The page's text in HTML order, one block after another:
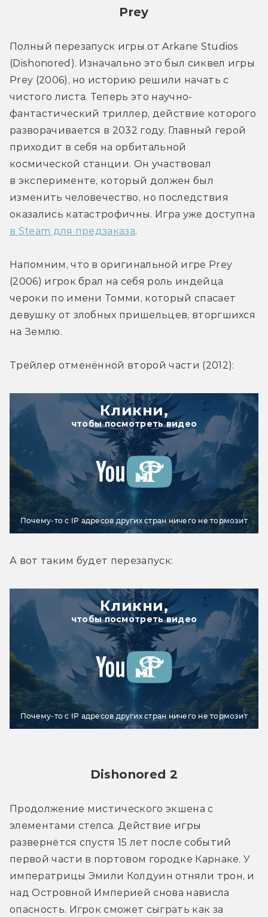
Prey
Полный перезапуск игры от Arkane Studios
(Dishonored). Изначально это был сиквел игры
Prey (2006), но историю решили начать с
чистого листа. Теперь это научно-
фантастический триллер, действие которого
разворачивается в 2032 году. Главный герой
приходит в себя на орбитальной
космической станции. Он участвовал
в эксперименте, который должен был
изменить человечество, но последствия
в Steam для предзаказа.
Напомним, что в оригинальной игре Prey
(2006) игрок брал на себя роль индейца
чероки по имени Томми, который спасает
девушку от злобных пришельцев, вторгшихся
на Землю.
Трейлер отменённой второй части (2012):
Кликни,
чтобы посмотреть видео
Почему-то с IP адресов других стран ничего не тормозит
А вот таким будет перезапуск:
Кликни,
чтобы посмотреть видео
Почему-то с IP адресов других стран ничего не тормозит
Dishonored 2
Продолжение мистического экшена с
элементами стелса. Действие игры
развернётся спустя 15 лет после событий
первой части в портовом городке Карнаке. У
императрицы Эмили Колдуин отняли трон, и
над Островной Империей снова нависла
опасность. Игрок сможет сыграть как за